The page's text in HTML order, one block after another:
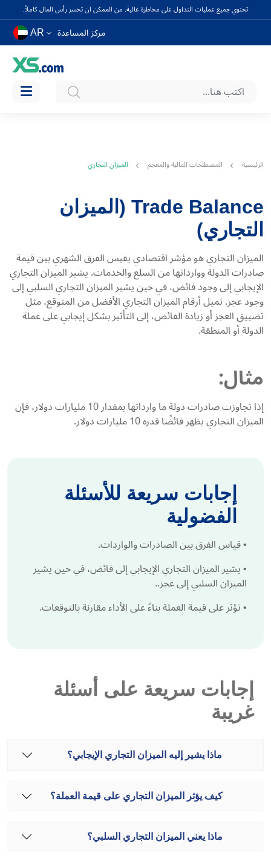
تحتوي جميع عمليات التداول على مخاطرة عالية. من الممكن ان تخسر رأس المال كاملاً.
مركز المساعدة AR
الرئيسية المصطلحات المالية والمعجم الميزان التجاري
Trade Balance (الميزان
التجاري)
الميزان التجاري هو مؤشر اقتصادي يقيس الفرق الشهري بين قيمة
صادرات الدولة ووارداتها من السلع والخدمات. يشير الميزان التجاري
الإيجابي إلى وجود فائض، في حين يشير الميزان التجاري السلبي إلى
وجود عجز. تميل أرقام الميزان التجاري الأفضل من المتوقع، مثل
تضييق العجز أو زيادة الفائض، إلى التأثير بشكل إيجابي على عملة
الدولة أو المنطقة.
مثال:
إذا تجاوزت صادرات دولة ما وارداتها بمقدار 10 مليارات دولار، فإن
الميزان التجاري يظهر فائضًا قدره 10 مليارات دولار.
إجابات سريعة للأسئلة
الفضولية
•قياس الفرق بين الصادرات والواردات.
•يشير الميزان التجاري الإيجابي إلى فائض، في حين يشير
الميزان السلبي إلى عجز..
•تؤثر على قيمة العملة بناءً على الأداء مقارنة بالتوقعات.
إجابات سريعة على أسئلة
غريبة
ماذا يشير إليه الميزان التجاري الإيجابي؟
كيف يؤثر الميزان التجاري على قيمة العملة؟
ماذا يعني الميزان التجاري السلبي؟